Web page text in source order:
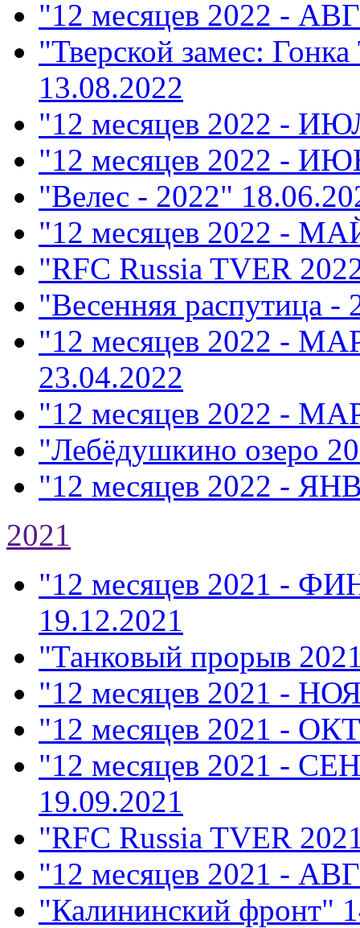
"12 месяцев 2022 -
"Тверской замес:
13.08.2022
"12 месяцев 2022 -
"12 месяцев 2022 -
"Велес - 2022"
"12 месяцев 2022 -
"RFC Russia TVER
"Весенняя распутица -
"12 месяцев 2022 -
23.04.2022
"12 месяцев 2022 -
"Лебёдушкино озеро
"12 месяцев 2022 -
2021
"12 месяцев 2021 -
19.12.2021
"Танковый прорыв
"12 месяцев 2021 -
"12 месяцев 2021 -
"12 месяцев 2021 -
19.09.2021
"RFC Russia TVER
"12 месяцев 2021 -
"Калининский фронт"